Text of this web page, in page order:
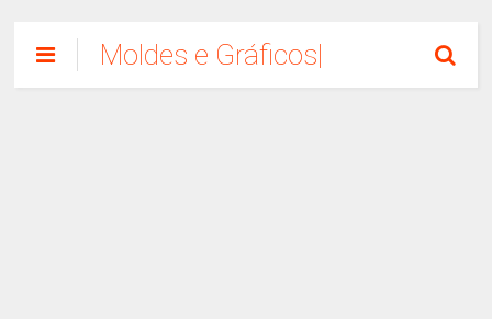
Moldes e Gráficos|
Como Fazer